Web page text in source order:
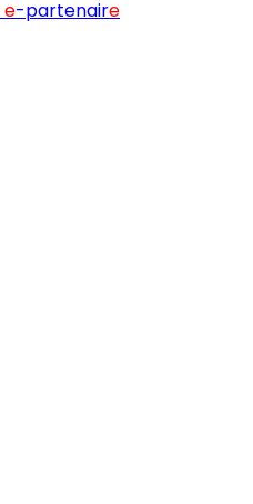
e-partenaire